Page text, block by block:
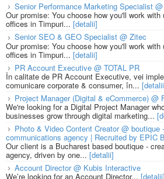
Senior Performance Marketing Specialist
Our promise: You choose how you'll work
offices in Timpuri... [detalii]
Senior SEO & GEO Specialist @ Zitec
Our promise: You choose how you'll work
offices in Timpuri... [detalii]
PR Account Executive @ TOTAL PR
În calitate de PR Account Executive, vei
comunicare corporate & consumer, în...
Project Manager (Digital & eCommerce) @
We're looking for a Digital Project Manager
businesses grow through digital marketing...
Photo & Video Content Creator @ boutique
communications agency | Recruited by EPIC
Our client is a Bucharest based boutique -
agency, driven by one... [detalii]
Account Director @ Kubis Interactive
We’re looking for an Account Director... [detalii]